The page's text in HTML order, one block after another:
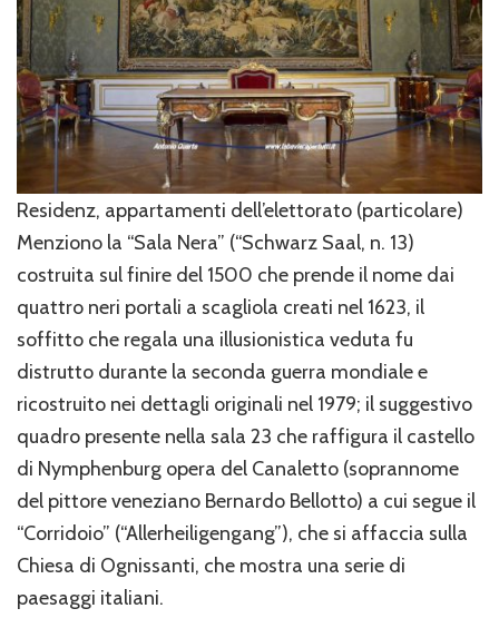
Residenz, appartamenti dell’elettorato (particolare)
Menziono la “Sala Nera” (“Schwarz Saal, n. 13)
costruita sul finire del 1500 che prende il nome dai
quattro neri portali a scagliola creati nel 1623, il
soffitto che regala una illusionistica veduta fu
distrutto durante la seconda guerra mondiale e
ricostruito nei dettagli originali nel 1979; il suggestivo
quadro presente nella sala 23 che raffigura il castello
di Nymphenburg opera del Canaletto (soprannome
del pittore veneziano Bernardo Bellotto) a cui segue il
“Corridoio” (“Allerheiligengang”), che si affaccia sulla
Chiesa di Ognissanti, che mostra una serie di
paesaggi italiani.